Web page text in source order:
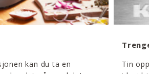
kan du ta en
Tin